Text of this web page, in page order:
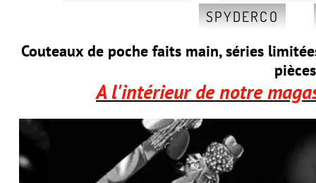
SPYDERCO
Couteaux de poche faits main, séries
A l'intérieur de notre